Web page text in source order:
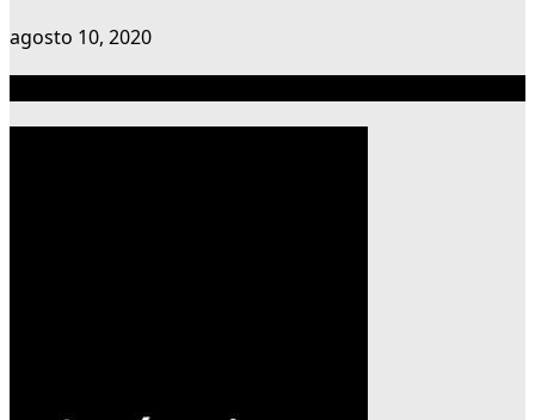
agosto 10, 2020